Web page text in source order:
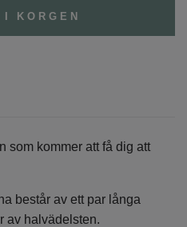
I KORGEN
som kommer att få dig att
består av ett par långa
av halvädelsten.